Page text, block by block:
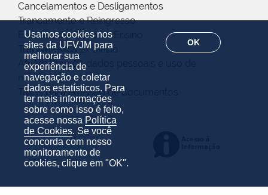
Usamos cookies nos
sites da UFVJM para
melhorar sua
experiência de
navegação e coletar
dados estatísticos. Para
ter mais informações
sobre como isso é feito,
acesse nossa Política
de Cookies. Se você
concorda com nosso
monitoramento de
cookies, clique em "OK".
OK
Cancelamentos e Desligamentos
Trancamento e Reingresso
Emissão do Plano de Ensino
Transferência ex offício
Atualização de dados pessoais e uso de
nome social
Taxas para emissão de documentos